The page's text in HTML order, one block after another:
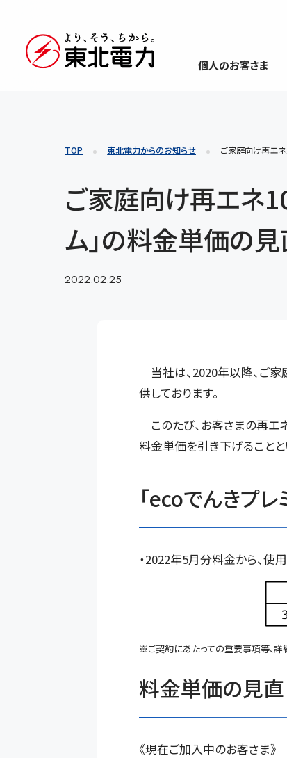
個人のお客さま
TOP 東北電力からのお知らせ ご家庭向け再エネ
ご家庭向け再エネ
ム」の料金単価の
2022.02.25
当社は、2020年以降、ご
供しております。
このたび、お客さまの再エ
料金単価を引き下げることと
「ecoでんきプ
・2022年5月分料金から、使
※ご契約にあたっての重要事項等、詳
料金単価の見直
《現在ご加入中のお客さま》